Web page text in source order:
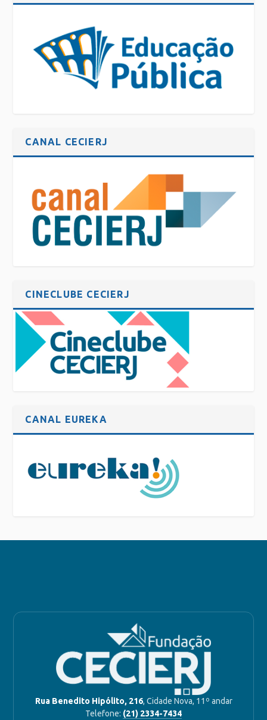
CANAL CECIERJ
CINECLUBE CECIERJ
CANAL EUREKA
Rua Benedito Hipólito, 216, Cidade Nova, 11º andar
Telefone: (21) 2334-7434